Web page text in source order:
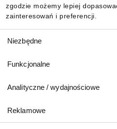
zgodzie możemy lepiej
zainteresowań i preferencji.
zgody
Niezbędne
Funkcjonalne
Analityczne / wydajnościowe
Reklamowe